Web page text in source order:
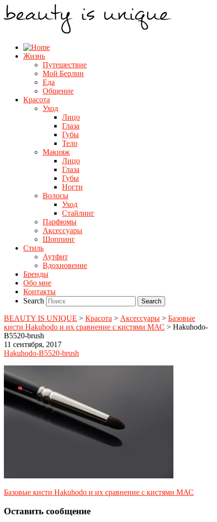
Жизнь
Путешествие
Мой Берлин
Еда
Общение
Красота
Уход
Лицо
Глаза
Губы
Тело
Макияж
Лицо
Глаза
Губы
Ногти
Волосы
Уход
Стайлинг
Парфюмы
Аксессуары
Шоппинг
Стиль
Аутфит
Вдохновение
Бренды
Обо мне
Контакты
Search
BEAUTY IS UNIQUE > Красота > Аксессуары > Базовые
кисти Hakuhodo и их сравнение с кистями МАС > Hakuhodo-
B5520-brush
11 сентября, 2017
Hakuhodo-B5520-brush
Базовые кисти Hakuhodo и их сравнение с кистями МАС
Оставить сообщение